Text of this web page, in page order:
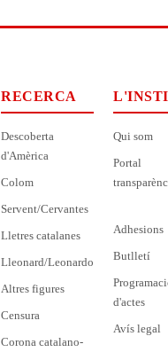
RECERCA
Descoberta
d'Amèrica
Colom
Servent/Cervantes
Lletres catalanes
Lleonard/Leonardo
Altres figures
Censura
Corona catalano-
Qui som
Portal
Adhesions
Butlletí
d'actes
Avís legal